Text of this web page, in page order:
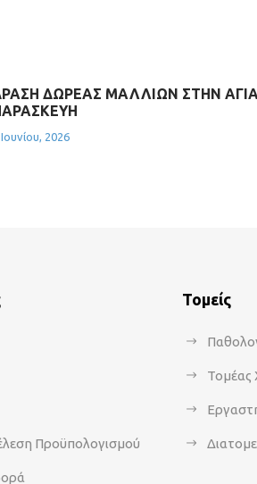
ΔΩΡΕΑΣ ΜΑΛΛΙΩΝ ΣΤΗΝ ΑΓΙΑ
2026
Προϋπολογισμού
Τομείς
Τομέας